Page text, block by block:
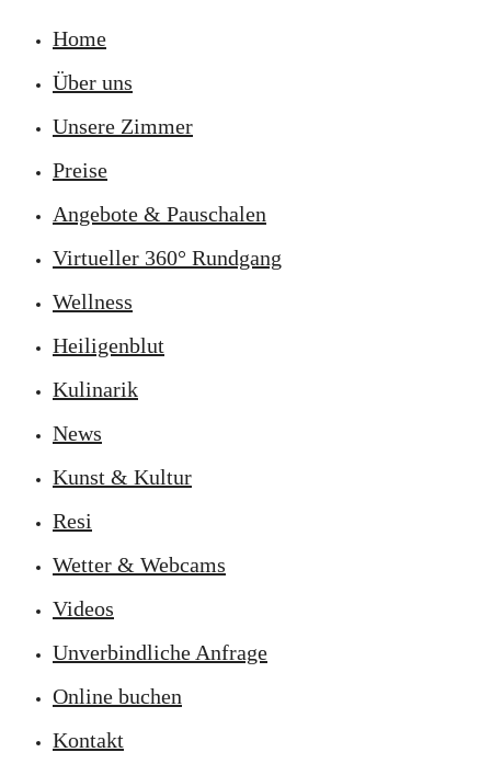
Home
Über uns
Unsere Zimmer
Preise
Angebote & Pauschalen
Virtueller 360° Rundgang
Wellness
Heiligenblut
Kulinarik
News
Kunst & Kultur
Resi
Wetter & Webcams
Videos
Unverbindliche Anfrage
Online buchen
Kontakt